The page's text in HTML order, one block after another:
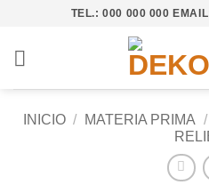
contenido
TEL.: 000 000 000
INICIO / MATERIA PRIMA /